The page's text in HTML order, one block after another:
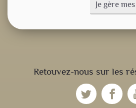
Retouvez-nous sur les
Je gère